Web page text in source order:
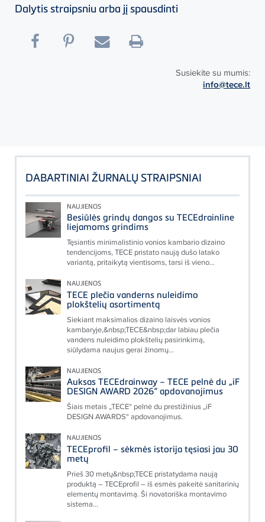
Dalytis straipsniu arba jį spausdinti
Susiekite su mumis:
info@tece.lt
DABARTINIAI ŽURNALŲ STRAIPSNIAI
NAUJIENOS
Besiūlės grindų dangos su TECEdrainline
liejamoms grindims
Tęsiantis minimalistinio vonios kambario dizaino
tendencijoms, TECE pristato naują dušo latako
variantą, pritaikytą vientisoms, tarsi iš vieno...
NAUJIENOS
TECE plečia vanderns nuleidimo
plokštelių asortimentą
Siekiant maksimalios dizaino laisvės vonios
kambaryje,&nbsp;TECE&nbsp;dar labiau plečia
vandens nuleidimo plokštelių pasirinkimą,
siūlydama naujus gerai žinomų...
NAUJIENOS
Auksas TECEdrainway – TECE pelnė du „iF
DESIGN AWARD 2026“ apdovanojimus
Šiais metais „TECE“ pelnė du prestižinius „iF
DESIGN AWARDS“ apdovanojimus.
NAUJIENOS
TECEprofil – sėkmės istorija tęsiasi jau 30
metų
Prieš 30 metų&nbsp;TECE pristatydama naują
produktą – TECEprofil – iš esmės pakeitė sanitarinių
elementų montavimą. Ši novatoriška montavimo
sistema...